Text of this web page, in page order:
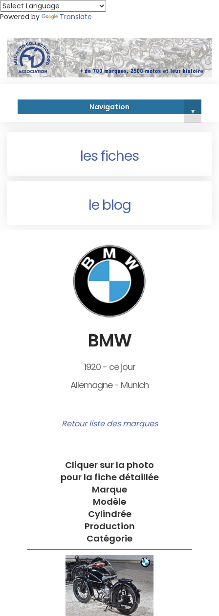
Powered by Translate
Navigation ▾
les fiches
le blog
BMW
1920 - ce jour
Allemagne - Munich
Retour liste des marques
Cliquer sur la photo
pour la fiche détaillée
Marque
Modèle
Cylindrée
Production
Catégorie